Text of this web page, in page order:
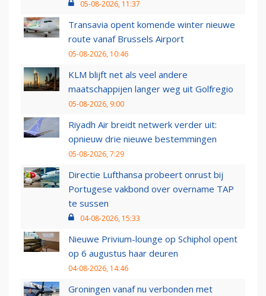
05-08-2026, 11:37
Transavia opent komende winter nieuwe
route vanaf Brussels Airport
05-08-2026, 10:46
KLM blijft net als veel andere
maatschappijen langer weg uit Golfregio
05-08-2026, 9:00
Riyadh Air breidt netwerk verder uit:
opnieuw drie nieuwe bestemmingen
05-08-2026, 7:29
Directie Lufthansa probeert onrust bij
Portugese vakbond over overname TAP
te sussen
04-08-2026, 15:33
Nieuwe Privium-lounge op Schiphol opent
op 6 augustus haar deuren
04-08-2026, 14:46
Groningen vanaf nu verbonden met